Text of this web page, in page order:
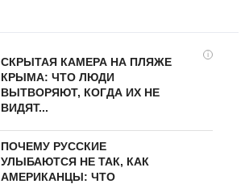
i
СКРЫТАЯ КАМЕРА НА ПЛЯЖЕ
КРЫМА: ЧТО ЛЮДИ
ВЫТВОРЯЮТ, КОГДА ИХ НЕ
ВИДЯТ...
ПОЧЕМУ РУССКИЕ
УЛЫБАЮТСЯ НЕ ТАК, КАК
АМЕРИКАНЦЫ: ЧТО